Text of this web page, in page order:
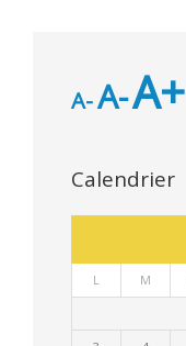
A-A-A+
Calendrier
L M